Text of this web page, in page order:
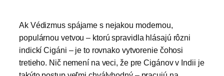
Ak Védizmus spájame s nejakou modernou,
populárnou vetvou – ktorú spravidla hlásajú rôzni
indickí Cigáni – je to rovnako vytvorenie čohosi
tretieho. Nič nemení na veci, že pre Cigánov v Indii je